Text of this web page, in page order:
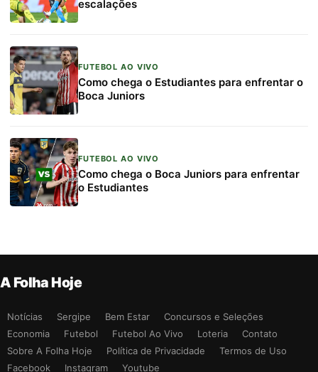
escalações
FUTEBOL AO VIVO
Como chega o Estudiantes para enfrentar o
Boca Juniors
FUTEBOL AO VIVO
Como chega o Boca Juniors para enfrentar
o Estudiantes
A Folha Hoje
Notícias Sergipe Bem Estar
Concursos e Seleções
Economia
Futebol Futebol Ao Vivo Loteria
Contato
Sobre A Folha Hoje
Política de Privacidade
Termos de Uso
Facebook
Instagram Youtube